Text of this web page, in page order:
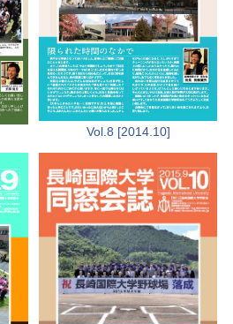
Vol.8 [2014.10]